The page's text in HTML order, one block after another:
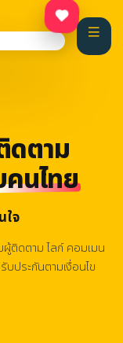
ดตาม
คนไทย
ใจ
ติดตาม ไลก์ คอมเมน
ประกันตามเงื่อนไข